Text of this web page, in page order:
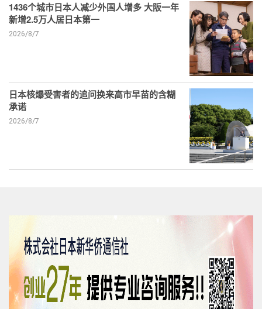
1436个城市日本人减少外国人增多 大阪一年
新增2.5万人居日本第一
2026/8/7
日本核爆受害者的追问换来高市早苗的含糊
承诺
2026/8/7